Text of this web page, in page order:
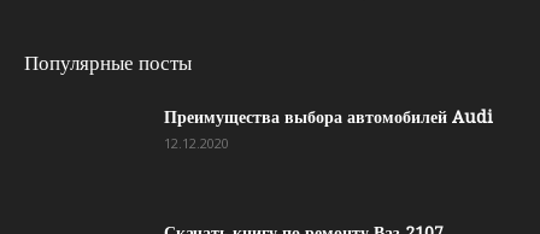
Популярные посты
Преимущества выбора автомобилей Audi
12.12.2020